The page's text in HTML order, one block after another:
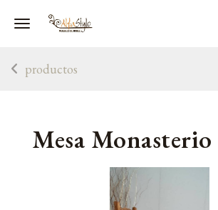
Toggle navigation
productos
Mesa Monasterio